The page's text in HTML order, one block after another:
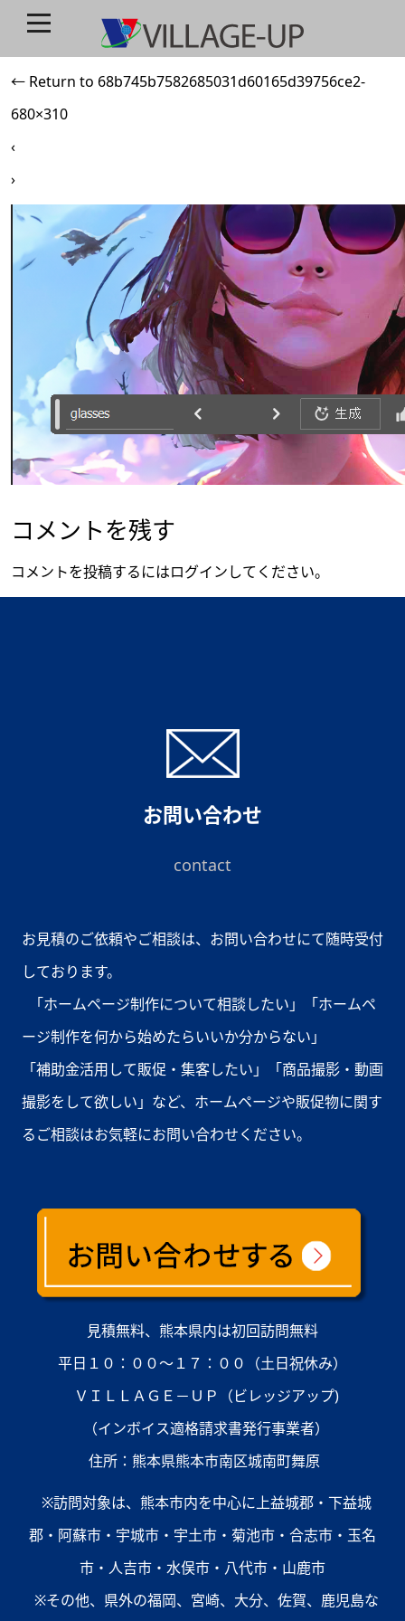
68b745b7582685031d60165d39756ce2-680×310
← Return to 68b745b7582685031d60165d39756ce2-
680×310
‹
›
コメントを残す
コメントを投稿するにはログインしてください。
お問い合わせ
contact
お見積のご依頼やご相談は、お問い合わせにて随時受付
しております。
「ホームページ制作について相談したい」「ホームペ
ージ制作を何から始めたらいいか分からない」
「補助金活用して販促・集客したい」「商品撮影・動画
撮影をして欲しい」など、ホームページや販促物に関す
るご相談はお気軽にお問い合わせください。
見積無料、熊本県内は初回訪問無料
平日１０：００～１７：００（土日祝休み）
ＶＩＬＬＡＧＥ－ＵＰ（ビレッジアップ)
（インボイス適格請求書発行事業者）
住所：熊本県熊本市南区城南町舞原
※訪問対象は、熊本市内を中心に上益城郡・下益城
郡・阿蘇市・宇城市・宇土市・菊池市・合志市・玉名
市・人吉市・水俣市・八代市・山鹿市
※その他、県外の福岡、宮崎、大分、佐賀、鹿児島な